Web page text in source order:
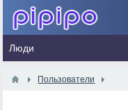
Пользователи